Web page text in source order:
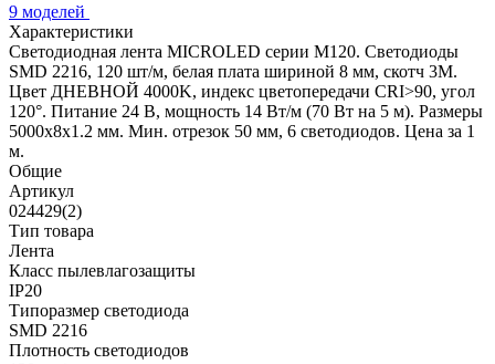
9 моделей
Характеристики
Светодиодная лента MICROLED серии M120. Светодиоды
SMD 2216, 120 шт/м, белая плата шириной 8 мм, скотч 3M.
Цвет ДНЕВНОЙ 4000K, индекс цветопередачи CRI>90, угол
120°. Питание 24 В, мощность 14 Вт/м (70 Вт на 5 м). Размеры
5000x8x1.2 мм. Мин. отрезок 50 мм, 6 светодиодов. Цена за 1
м.
Общие
Артикул
024429(2)
Тип товара
Лента
Класс пылевлагозащиты
IP20
Типоразмер светодиода
SMD 2216
Плотность светодиодов